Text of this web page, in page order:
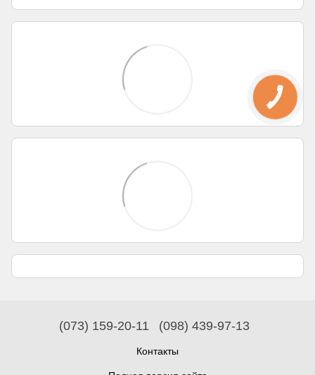
(073) 159-20-11 (098) 439-97-13
Контакты